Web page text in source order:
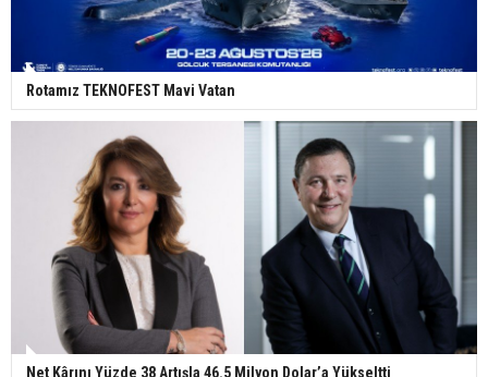
Rotamız TEKNOFEST Mavi Vatan
Net Kârını Yüzde 38 Artışla 46.5 Milyon Dolar’a Yükseltti